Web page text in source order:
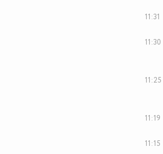
11:31
11:30
11:25
11:19
11:15